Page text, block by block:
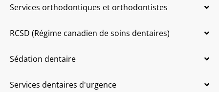
Services orthodontiques et orthodontistes
RCSD (Régime canadien de soins dentaires)
Sédation dentaire
Services dentaires d'urgence